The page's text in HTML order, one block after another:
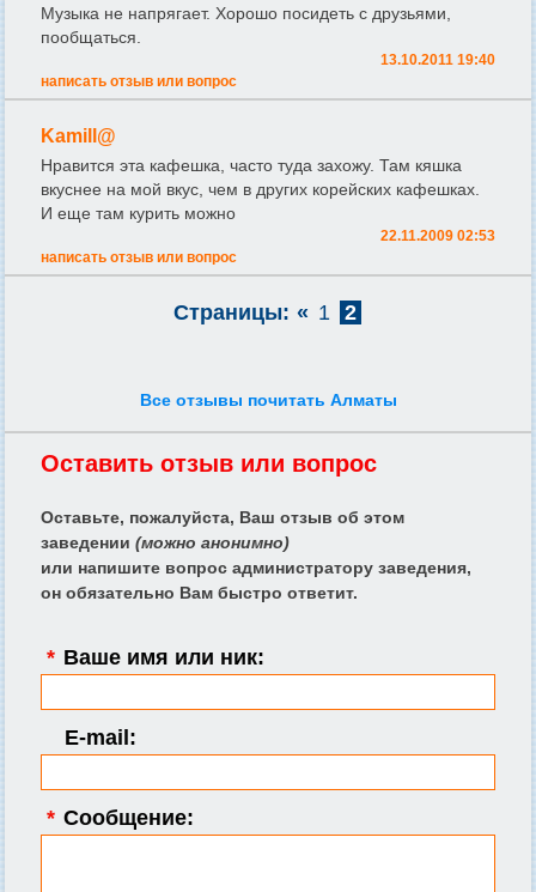
Музыка не напрягает. Хорошо посидеть с друзьями,
пообщаться.
13.10.2011 19:40
написать отзыв или вопрос
Kamill@
Нравится эта кафешка, часто туда захожу. Там кяшка
вкуснее на мой вкус, чем в других корейских кафешках.
И еще там курить можно
22.11.2009 02:53
написать отзыв или вопрос
Страницы: « 1 2
Все отзывы почитать Алматы
Оставить отзыв или вопрос
Оставьте, пожалуйста, Ваш отзыв об этом
заведении (можно анонимно)
или напишите вопрос администратору заведения,
он обязательно Вам быстро ответит.
* Ваше имя или ник:
E-mail:
* Сообщение: